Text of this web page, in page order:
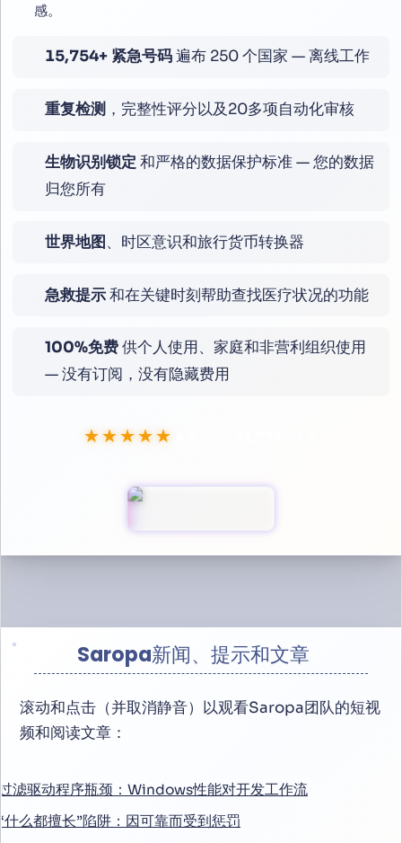
感。
16,800+ 紧急号码遍布 250 个国家 — 离线工作
重复检测，完整性评分以及20多项自动化审核
生物识别锁定 和严格的数据保护标准 — 您的数据
归您所有
世界地图 、时区意识和旅行货币转换器
急救提示和在关键时刻帮助查找医疗状况的功能
100%免费供个人使用、家庭和非营利组织使用
— 没有订阅，没有隐藏费用
★★★★★
Saropa新闻、提示和文章
滚动和点击（并取消静音）以观看Saropa团队的短视
频和阅读文章：
滤驱动程序瓶颈：Windows性能对开发工作流
什么都擅长”陷阱：因可靠而受到惩罚